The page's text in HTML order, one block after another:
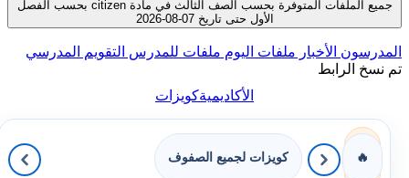
جميع الملفات المتوفرة بحسب الصف الثالث في مادة citizen بحسب الفصل
الأول حتى تاريخ 07-08-2026
المدرسون الأخبار ملفات اليوم ملفات للمدرس التقويم المدرسي
تم نسخ الرابط
الأكاديميةكويزات
🔥 كويزات لجميع الصفوف